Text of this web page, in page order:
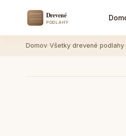
Domov Všetky drevené podlahy